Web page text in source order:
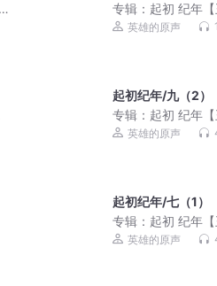
专辑： 起初 纪年【
英雄的原声
起初纪年/九（2）
专辑： 起初 纪年【
英雄的原声
起初纪年/七（1）
专辑： 起初 纪年【
英雄的原声